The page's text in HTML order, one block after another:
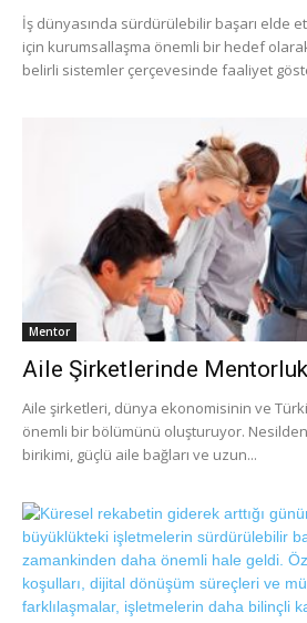
İş dünyasında sürdürülebilir başarı elde
için kurumsallaşma önemli bir hedef
belirli sistemler çerçevesinde faaliyet
Mentor
Aile Şirketlerinde Mentorluk
Aile şirketleri, dünya ekonomisinin ve
önemli bir bölümünü oluşturuyor.
birikimi, güçlü aile bağları ve uzun...